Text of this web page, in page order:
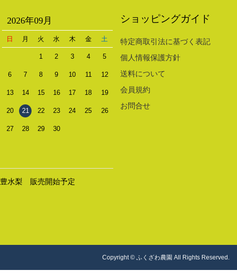
2026年09月
日 月 火 水 木 金 土
1 2 3 4 5
6 7 8 9 10 11 12
13 14 15 16 17 18 19
20 21 22 23 24 25 26
27 28 29 30
豊水梨 販売開始予定
ショッピングガイド
特定商取引法に基づく表記
個人情報保護方針
送料について
会員規約
お問合せ
Copyright © ふくざわ農園 All Rights Reserved.